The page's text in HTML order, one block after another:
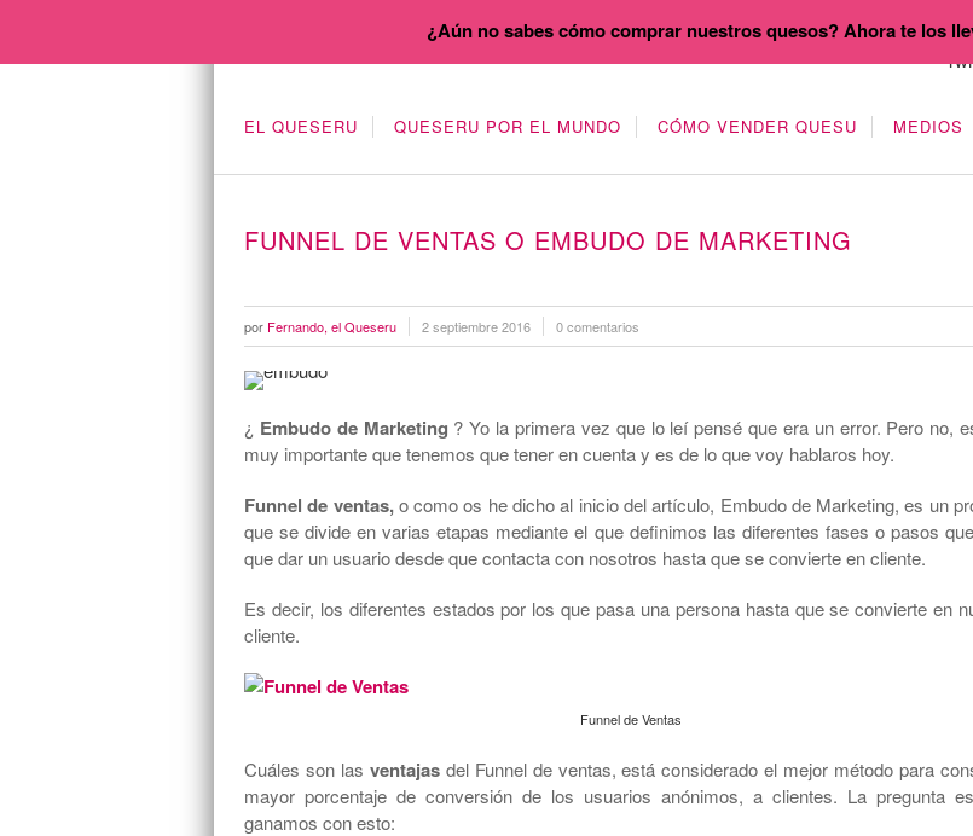
EL QUESERU QUESERU POR EL MUNDO CÓMO VENDER QUESU MEDIOS
FUNNEL DE VENTAS O EMBUDO DE MARKETING
por Fernando, el Queseru 2 septiembre 2016 0 comentarios
¿ Embudo de Marketing ? Yo la primera vez que lo leí pensé que era un error. Pero no,
muy importante que tenemos que tener en cuenta y es de lo que voy hablaros hoy.
Funnel de ventas,o como os he dicho al inicio del artículo, Embudo de Marketing, es un
que se divide en varias etapas mediante el que definimos las diferentes fases o pasos
que dar un usuario desde que contacta con nosotros hasta que se convierte en cliente.
Es decir, los diferentes estados por los que pasa una persona hasta que se convierte en
cliente.
Funnel de Ventas
Cuáles son las ventajasdel Funnel de ventas, está considerado el mejor método para
mayor porcentaje de conversión de los usuarios anónimos, a clientes. La pregunta
ganamos con esto:
¿Aún no sabes cómo comprar nuestros quesos? Ahora te los